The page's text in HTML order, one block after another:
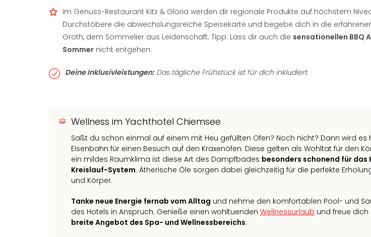
Im Genuss-Restaurant Kitz & Gloria werden dir regionale Produkte auf höchstem
Durchstöbere die abwechslungsreiche Speisekarte und begebe dich in die
Groth, dem Sommelier aus Leidenschaft. Tipp: Lass dir auch die sensationellen BBQ
Sommer nicht entgehen.
Deine Inklusivleistungen:Das tägliche Frühstück ist für dich inkludiert.
Wellness im Yachthotel Chiemsee
Saßt du schon einmal auf einem mit Heu gefüllten Ofen? Noch nicht? Dann wird es
Eisenbahn für einen Besuch auf den Kraxenöfen. Diese gelten als Wohltat für den
ein mildes Raumklima ist diese Art des Dampfbades besonders schonend für das
Kreislauf-System. Ätherische Öle sorgen dabei gleichzeitig für die perfekte
und Körper.
Tanke neue Energie fernab vom Alltag und nehme den komfortablen Pool- und
des Hotels in Anspruch. Genieße einen wohltuenden Wellnessurlaub und freue dich
breite Angebot des Spa- und Wellnessbereichs: